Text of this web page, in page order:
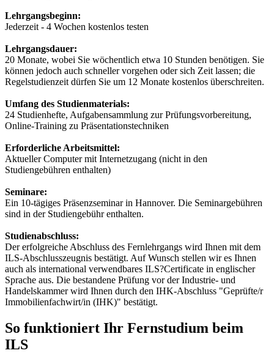
Lehrgangsbeginn:
Jederzeit - 4 Wochen kostenlos testen
Lehrgangsdauer:
20 Monate, wobei Sie wöchentlich etwa 10 Stunden benötigen. Sie
können jedoch auch schneller vorgehen oder sich Zeit lassen; die
Regelstudienzeit dürfen Sie um 12 Monate kostenlos überschreiten.
Umfang des Studienmaterials:
24 Studienhefte, Aufgabensammlung zur Prüfungsvorbereitung,
Online-Training zu Präsentationstechniken
Erforderliche Arbeitsmittel:
Aktueller Computer mit Internetzugang (nicht in den
Studiengebühren enthalten)
Seminare:
Ein 10-tägiges Präsenzseminar in Hannover. Die Seminargebühren
sind in der Studiengebühr enthalten.
Studienabschluss:
Der erfolgreiche Abschluss des Fernlehrgangs wird Ihnen mit dem
ILS-Abschlusszeugnis bestätigt. Auf Wunsch stellen wir es Ihnen
auch als international verwendbares ILS?Certificate in englischer
Sprache aus. Die bestandene Prüfung vor der Industrie- und
Handelskammer wird Ihnen durch den IHK-Abschluss "Geprüfte/r
Immobilienfachwirt/in (IHK)" bestätigt.
So funktioniert Ihr Fernstudium beim
ILS